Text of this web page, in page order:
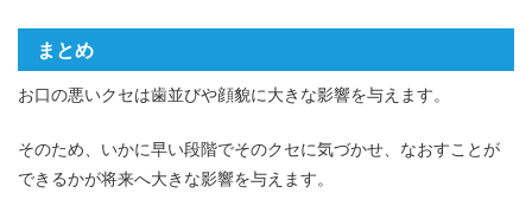
まとめ
お口の悪いクセは歯並びや顔貌に大きな影響を与えます。
そのため、いかに早い段階でそのクセに気づかせ、なおすことが
できるかが将来へ大きな影響を与えます。